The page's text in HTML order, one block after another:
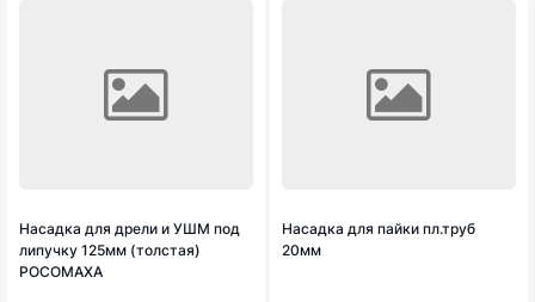
Насадка для дрели и УШМ под
липучку 125мм (толстая)
РОСОМАХА
Насадка для пайки пл.труб
20мм